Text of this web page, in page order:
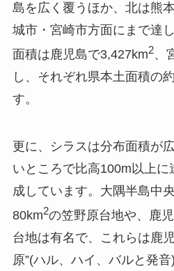
島を広く覆うほか、北は熊
城市・宮崎市方面にまで達
面積は鹿児島で3,427km2、
し、それぞれ県本土面積の
す。
更に、シラスは分布面積が
いところで比高100m以上
成しています。大隅半島中
80km2の笠野原台地や、鹿
台地は有名で、これらは鹿
原”(ハル、ハイ、バルと発音